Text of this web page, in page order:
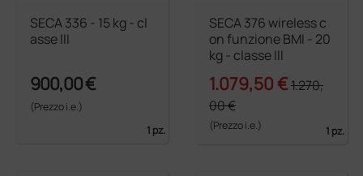
SECA 336 - 15 kg - cl
asse III
900,00 €
(Prezzo i.e.)
1 pz.
SECA 376 wireless c
on funzione BMI - 20
kg - classe III
1.079,50 €1.270,
00 €
(Prezzo i.e.) 1 pz.